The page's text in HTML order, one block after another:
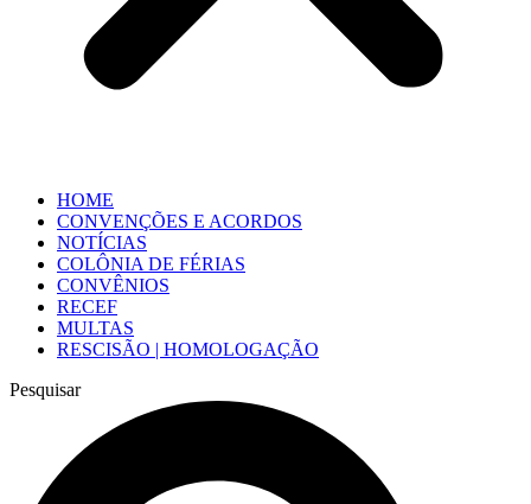
HOME
CONVENÇÕES E ACORDOS
NOTÍCIAS
COLÔNIA DE FÉRIAS
CONVÊNIOS
RECEF
MULTAS
RESCISÃO | HOMOLOGAÇÃO
Pesquisar